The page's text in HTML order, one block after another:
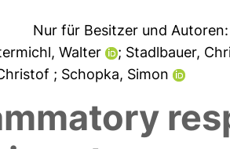
Nur für Besitzer und Autoren:
Walter ; Stadlbauer,
; Schopka, Simon